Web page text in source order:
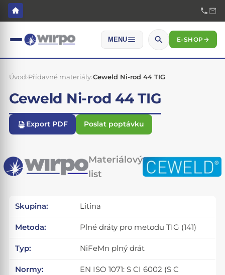
MENU E-SHOP→
Úvod›Přídavné materiály›Ceweld Ni-rod 44 TIG
Ceweld Ni-rod 44 TIG
Export PDF Poslat poptávku
Materiálový
list
Skupina: Litina
Metoda: Plné dráty pro metodu TIG (141)
Typ: NiFeMn plný drát
Normy:
EN ISO 1071: S CI 6002 (S C